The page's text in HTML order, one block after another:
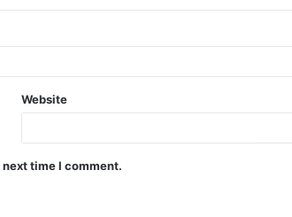
Website
time I comment.